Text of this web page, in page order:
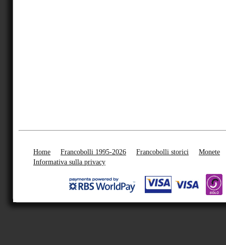
Home Francobolli 1995-2026 Francobolli storici
Monete
Informativa sulla privacy